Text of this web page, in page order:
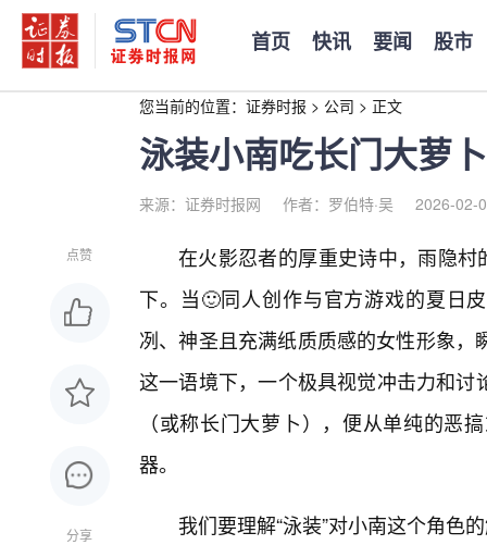
首页 快讯 要闻 股市
您当前的位置： 证券时报 > 公司 > 正文
泳装小南吃长门大萝
来源：证券时报网 作者：罗伯特·吴 2026-02-
点赞
分享
在火影忍者的厚重史诗中，雨隐村
下。当🙂同人创作与官方游戏的夏日
冽、神圣且充满纸质质感的女性形象
这一语境下，一个极具视觉冲击力和
（或称长门大萝卜），便从单纯的恶
器。
我们要理解“泳装”对小南这个角色